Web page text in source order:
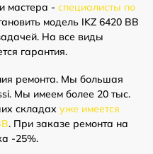
мастера - специалисты по
модель IKZ 6420 BB
На все виды
гарантия.
ремонта. Мы большая
Мы имеем более 20 тыс.
складах уже имеется
. При заказе ремонта на
-25%.